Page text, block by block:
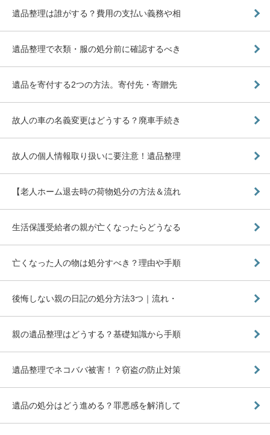
遺品整理は誰がする？費用の支払い義務や相
遺品整理で衣類・服の処分前に確認するべき
遺品を寄付する2つの方法。寄付先・寄贈先
故人の車の名義変更はどうする？廃車手続き
故人の個人情報取り扱いに要注意！遺品整理
【老人ホーム退去時の荷物処分の方法＆流れ
生活保護受給者の親が亡くなったらどうなる
亡くなった人の物は処分すべき？理由や手順
後悔しない親の日記の処分方法3つ｜流れ・
親の遺品整理はどうする？基礎知識から手順
遺品整理でネコババ被害！？窃盗の防止対策
遺品の処分はどう進める？罪悪感を解消して